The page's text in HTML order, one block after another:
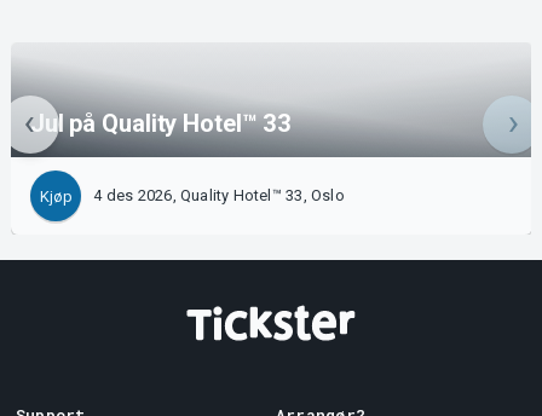
Jul på Quality Hotel™ 33
Kjøp 4 des 2026, Quality Hotel™ 33, Oslo